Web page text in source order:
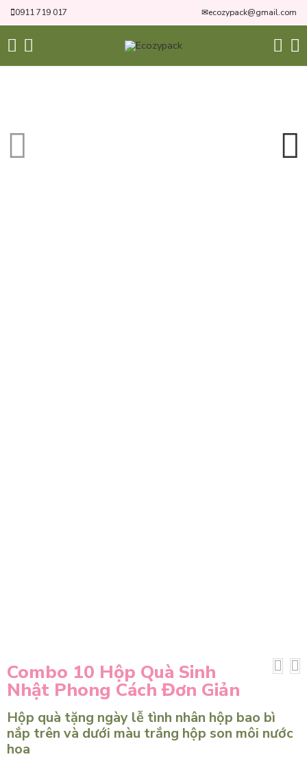
0911 719 017 ✉ecozypack@gmail.com
Combo 10 Hộp Quà Sinh
Nhật Phong Cách Đơn Giản
Hộp quà tặng ngày lễ tình nhân hộp bao bì
nắp trên và dưới màu trắng hộp son môi nước
hoa